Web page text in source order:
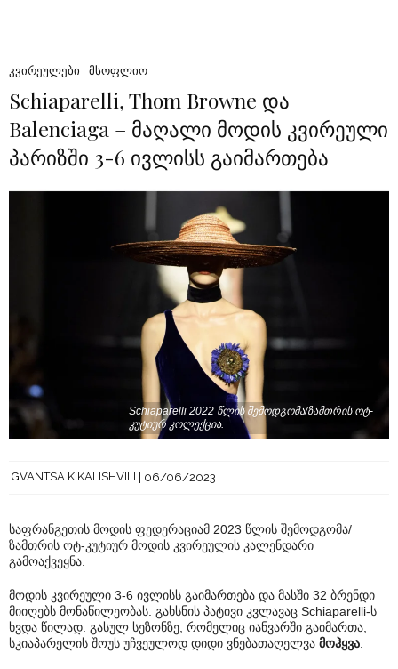
ᲙᲕᲘᲠᲔᲣᲚᲔᲑᲘ ᲛᲡᲝᲤᲚᲘᲝ
Schiaparelli, Thom Browne და
Balenciaga – მაღალი მოდის კვირეული
პარიზში 3-6 ივლისს გაიმართება
Schiaparelli 2022 წლის შემოდგომა/ზამთრის ოტ-
კუტიურ კოლექცია.
GVANTSA KIKALISHVILI 06/06/2023
საფრანგეთის მოდის ფედერაციამ 2023 წლის შემოდგომა/
ზამთრის ოტ-კუტიურ მოდის კვირეულის კალენდარი
გამოაქვეყნა.
მოდის კვირეული 3-6 ივლისს გაიმართება და მასში 32 ბრენდი
მიიღებს მონაწილეობას. გახსნის პატივი კვლავაც Schiaparelli-ს
ხვდა წილად. გასულ სეზონზე, რომელიც იანვარში გაიმართა,
სკიაპარელის შოუს უჩვეულოდ დიდი ვნებათაღელვა მოჰყვა.